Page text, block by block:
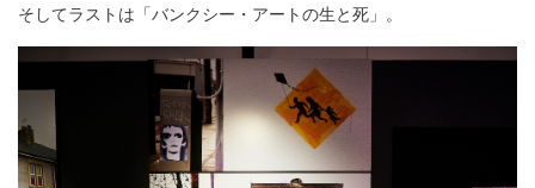
そしてラストは「バンクシー・アートの生と死」。